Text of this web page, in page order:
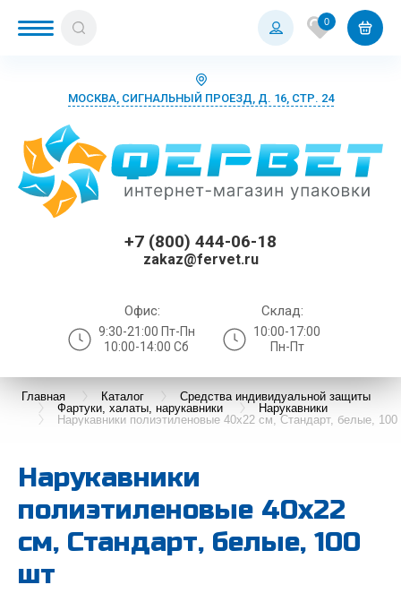
0
МОСКВА, СИГНАЛЬНЫЙ ПРОЕЗД, Д. 16, СТР. 24
+7 (800) 444-06-18
zakaz@fervet.ru
Офис:
9:30-21:00 Пт-Пн
10:00-14:00 Сб
Склад:
10:00-17:00
Пн-Пт
Главная Каталог
Средства индивидуальной защиты
Фартуки, халаты, нарукавники
Нарукавники
Нарукавники полиэтиленовые 40х22 см, Стандарт, белые,
Нарукавники
полиэтиленовые 40х22
см, Стандарт, белые, 100
шт